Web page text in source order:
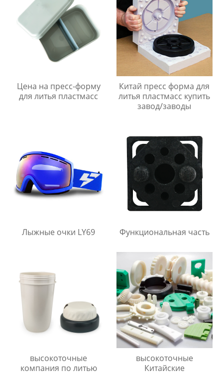
Цена на пресс-форму
для литья пластмасс
Китай пресс форма для
литья пластмасс купить
завод/заводы
Лыжные очки LY69 Функциональная часть
высокоточные
компания по литью
высокоточные
Китайские